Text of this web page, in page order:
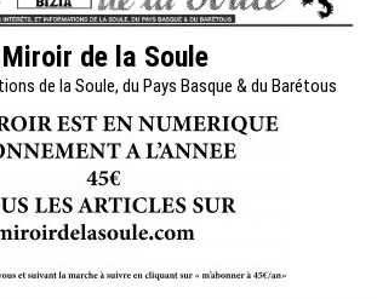
h
/
Miroir de la Soule
de la Soule, du Pays Basque & du Barétous